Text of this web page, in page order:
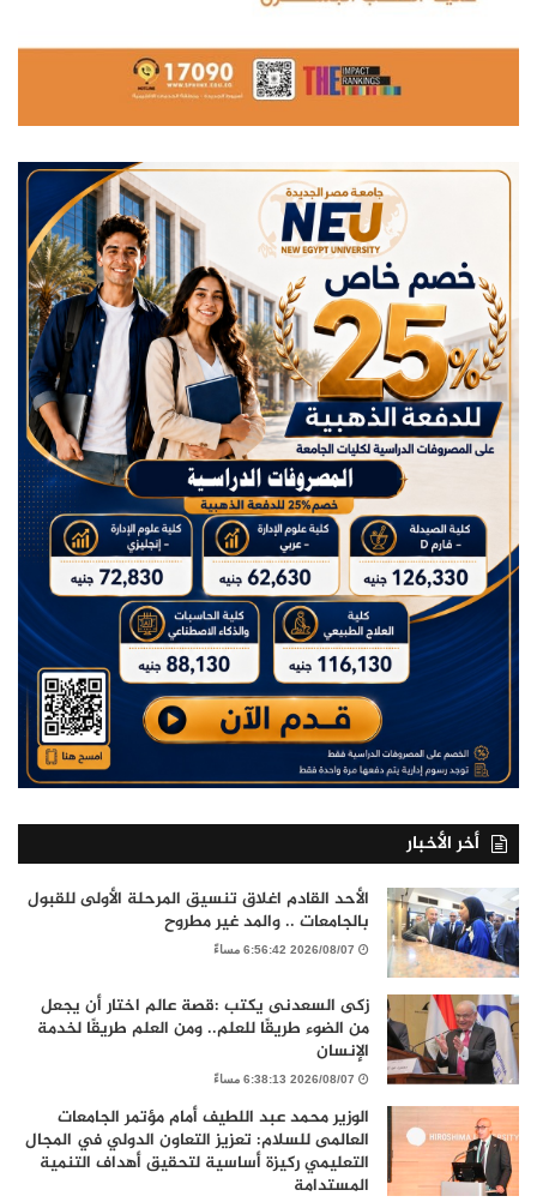
أخر الأخبار
الأحد القادم اغلاق تنسيق المرحلة الأولى للقبول
بالجامعات .. والمد غير مطروح
2026/08/07 6:56:42 مساءً
زكى السعدنى يكتب :قصة عالم اختار أن يجعل
من الضوء طريقًا للعلم.. ومن العلم طريقًا لخدمة
الإنسان
2026/08/07 6:38:13 مساءً
الوزير محمد عبد اللطيف أمام مؤتمر الجامعات
العالمى للسلام: تعزيز التعاون الدولي في المجال
التعليمي ركيزة أساسية لتحقيق أهداف التنمية
المستدامة